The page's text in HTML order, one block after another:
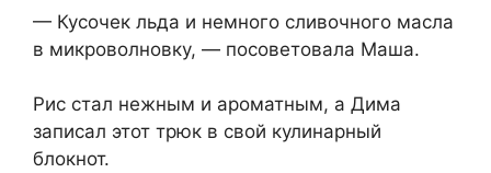
— Кусочек льда и немного сливочного масла
в микроволновку, — посоветовала Маша.
Рис стал нежным и ароматным, а Дима
записал этот трюк в свой кулинарный
блокнот.